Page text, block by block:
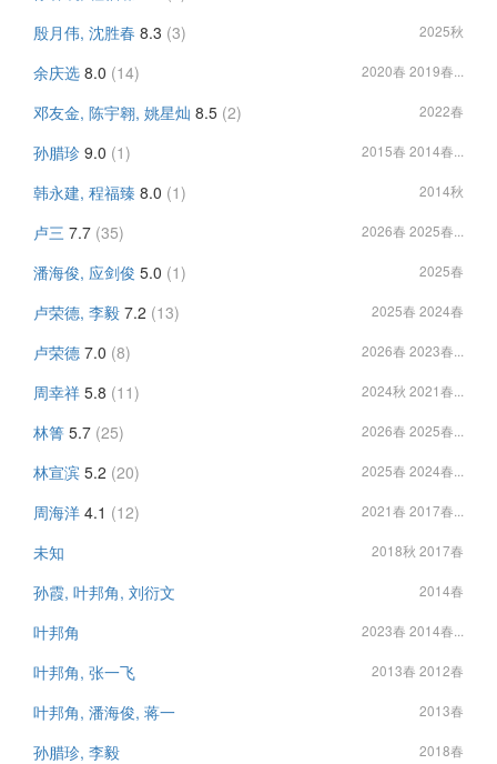
殷月伟, 沈胜春 8.3 (3) 2025秋
余庆选 8.0 (14) 2020春 2019春...
邓友金, 陈宇翱, 姚星灿 8.5 (2) 2022春
孙腊珍 9.0 (1) 2015春 2014春...
韩永建, 程福臻 8.0 (1) 2014秋
卢三 7.7 (35) 2026春 2025春...
潘海俊, 应剑俊 5.0 (1) 2025春
卢荣德, 李毅 7.2 (13) 2025春 2024春
卢荣德 7.0 (8) 2026春 2023春...
周幸祥 5.8 (11) 2024秋 2021春...
林箐 5.7 (25) 2026春 2025春...
林宣滨 5.2 (20) 2025春 2024春...
周海洋 4.1 (12) 2021春 2017春...
未知 2018秋 2017春
孙霞, 叶邦角, 刘衍文 2014春
叶邦角 2023春 2014春...
叶邦角, 张一飞 2013春 2012春
叶邦角, 潘海俊, 蒋一 2013春
孙腊珍, 李毅 2018春